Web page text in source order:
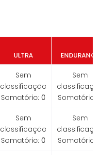
ULTRA ENDURANCE
Sem
classificação
Somatório: 0
Sem
Somatório:
Sem
classificação
Somatório: 0
Sem
Somatório: